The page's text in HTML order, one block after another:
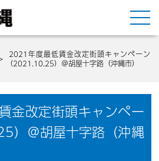
2021年度最低賃金改定街頭キャンペーン
（2021.10.25）＠胡屋十字路（沖縄市）
金改定街頭キャンペー
）＠胡屋十字路（沖縄